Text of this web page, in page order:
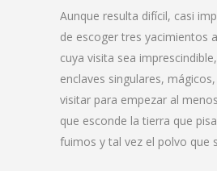
Aunque resulta difícil, casi
de escoger tres yacimientos
cuya visita sea
enclaves singulares,
visitar para empezar al
que ­esconde la tierra que
fuimos y tal vez el polvo que